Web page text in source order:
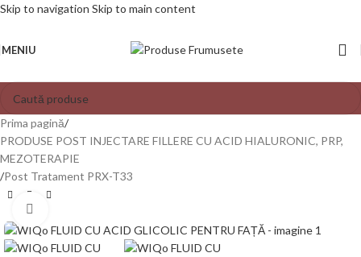
Skip to navigation Skip to main content
MENIU
Prima pagină/
PRODUSE POST INJECTARE FILLERE CU ACID HIALURONIC, PRP,
MEZOTERAPIE
/Post Tratament PRX-T33